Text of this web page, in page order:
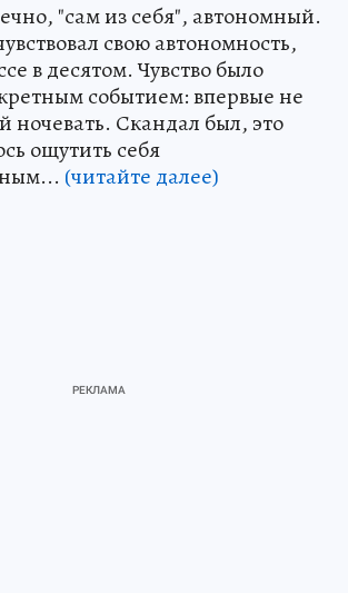
"сам из себя", автономный.
свою автономность,
в десятом. Чувство было
событием: впервые не
Скандал был, это
ощутить себя
(читайте далее)